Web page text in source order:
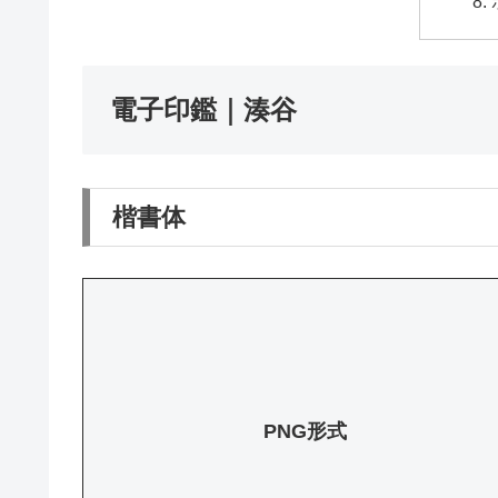
電子印鑑｜湊谷
楷書体
PNG形式